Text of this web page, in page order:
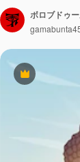
Premium
ボロブドゥ